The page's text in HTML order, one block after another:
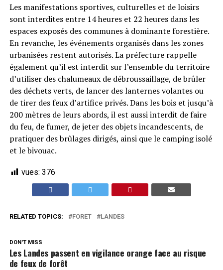
Les manifestations sportives, culturelles et de loisirs
sont interdites entre 14 heures et 22 heures dans les
espaces exposés des communes à dominante forestière.
En revanche, les événements organisés dans les zones
urbanisées restent autorisés. La préfecture rappelle
également qu’il est interdit sur l’ensemble du territoire
d’utiliser des chalumeaux de débroussaillage, de brûler
des déchets verts, de lancer des lanternes volantes ou
de tirer des feux d’artifice privés. Dans les bois et jusqu’à
200 mètres de leurs abords, il est aussi interdit de faire
du feu, de fumer, de jeter des objets incandescents, de
pratiquer des brûlages dirigés, ainsi que le camping isolé
et le bivouac.
vues: 376
RELATED TOPICS: FORET LANDES
DON'T MISS
Les Landes passent en vigilance orange face au risque
de feux de forêt